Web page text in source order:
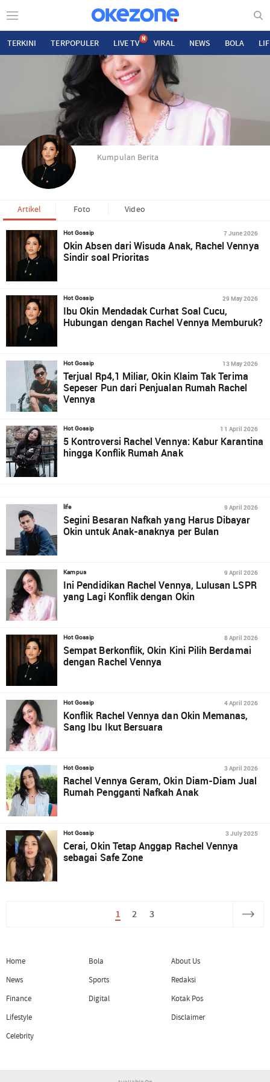
TERKINI TERPOPULER LIVE TV N VIRAL NEWS BOLA
Kumpulan Berita
Artikel Foto Video
Hot Gossip 7 June 2026
Okin Absen dari Wisuda Anak, Rachel Vennya
Sindir soal Prioritas
Hot Gossip 29 May 2026
Ibu Okin Mendadak Curhat Soal Cucu,
Hubungan dengan Rachel Vennya Memburuk?
Hot Gossip 13 May 2026
Terjual Rp4,1 Miliar, Okin Klaim Tak Terima
Sepeser Pun dari Penjualan Rumah Rachel
Vennya
Hot Gossip 11 April 2026
5 Kontroversi Rachel Vennya: Kabur Karantina
hingga Konflik Rumah Anak
life 9 April 2026
Segini Besaran Nafkah yang Harus Dibayar
Okin untuk Anak-anaknya per Bulan
Kampus 9 April 2026
Ini Pendidikan Rachel Vennya, Lulusan LSPR
yang Lagi Konflik dengan Okin
Hot Gossip 8 April 2026
Sempat Berkonflik, Okin Kini Pilih Berdamai
dengan Rachel Vennya
Hot Gossip 4 April 2026
Konflik Rachel Vennya dan Okin Memanas,
Sang Ibu Ikut Bersuara
Hot Gossip 3 April 2026
Rachel Vennya Geram, Okin Diam-Diam Jual
Rumah Pengganti Nafkah Anak
Hot Gossip 3 July 2025
Cerai, Okin Tetap Anggap Rachel Vennya
sebagai Safe Zone
1 2 3
Home
News
Finance
Lifestyle
Celebrity
Bola
Sports
Digital
About Us
Redaksi
Kotak Pos
Disclaimer